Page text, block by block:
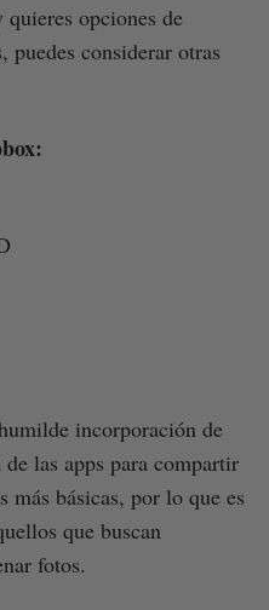
opciones de
puedes considerar otras
incorporación de
las apps para compartir
más básicas, por lo que es
que buscan
fotos.